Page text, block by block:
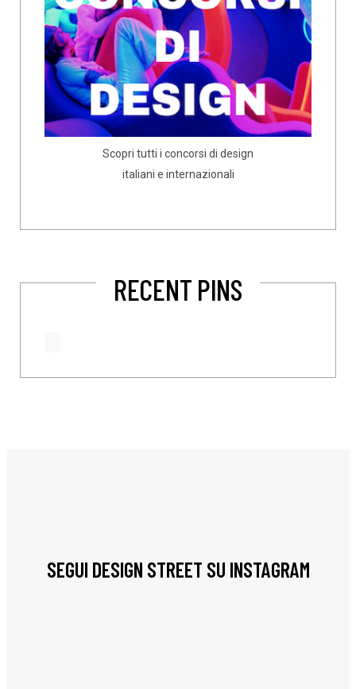
Scopri tutti i concorsi di design
italiani e internazionali
RECENT PINS
SEGUI DESIGN STREET SU INSTAGRAM